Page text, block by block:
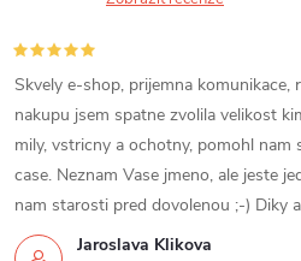
Jaroslava Klikova
Skvely e-shop, prijemna komunikace,
nakupu jsem spatne zvolila velikost
mily, vstricny a ochotny, pomohl
case. Neznam Vase jmeno, ale jeste
nam starosti pred dovolenou ;-) Diky